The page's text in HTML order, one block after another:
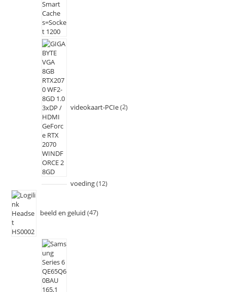
videokaart-PCIe 2
voeding 12
beeld en geluid 47